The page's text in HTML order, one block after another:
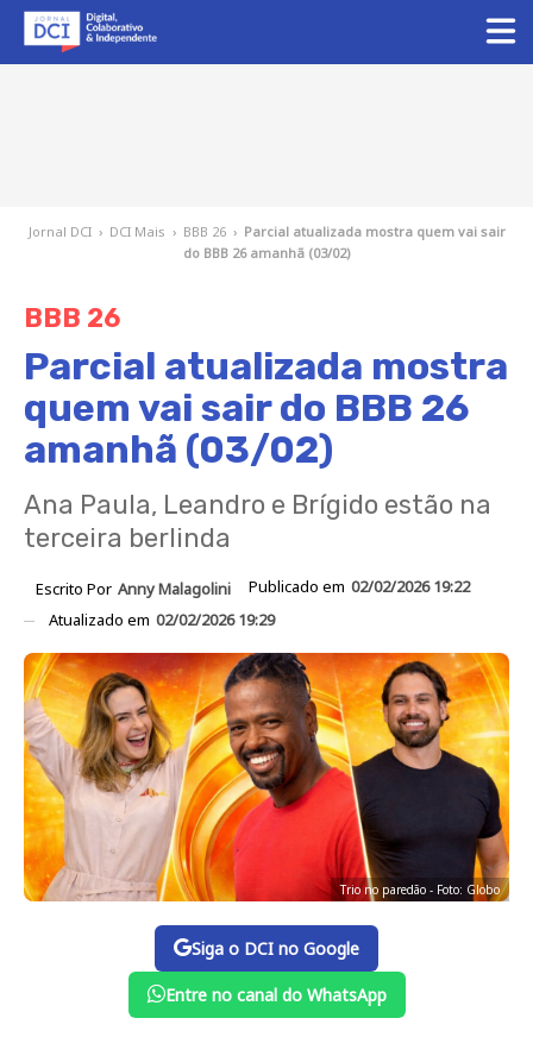
Jornal DCI › DCI Mais › BBB 26 › Parcial atualizada mostra quem vai sair
do BBB 26 amanhã (03/02)
BBB 26
Parcial atualizada mostra
quem vai sair do BBB 26
amanhã (03/02)
Ana Paula, Leandro e Brígido estão na
terceira berlinda
Escrito Por Anny Malagolini Publicado em 02/02/2026 19:22
Atualizado em 02/02/2026 19:29
Trio no paredão - Foto: Globo
Siga o DCI no Google
Entre no canal do WhatsApp